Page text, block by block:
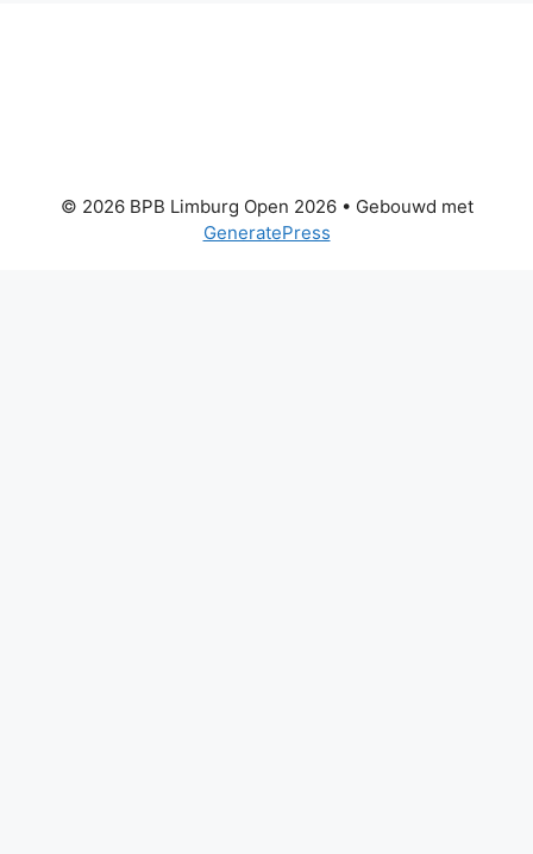
© 2026 BPB Limburg Open 2026• Gebouwd met
GeneratePress